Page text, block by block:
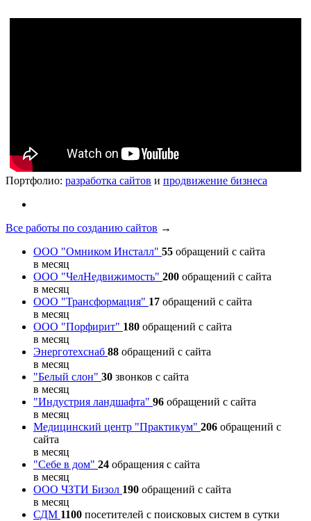
Портфолио: разработка сайтов и продвижение бизнеса
Все работы по созданию сайтов →
ООО "Омником Инсталл" 55 обращений с сайта
в месяц
ООО "ЧелНедвижимость" 200 обращений с сайта
в месяц
ООО "Трансформация" 17 обращений с сайта
в месяц
ООО "Порфирит" 180 обращений с сайта
в месяц
Энерготехснаб 88 обращений с сайта
в месяц
"Белый слон" 30 звонков с сайта
в месяц
"Индустрия ландшафта" 96 обращений с сайта
в месяц
Медицинский центр "Практикум" 206 обращений с
сайта
в месяц
"Себе в дом" 24 обращения с сайта
в месяц
ООО ЧЗТИ Бизол 190 обращений с сайта
в месяц
СДМ 1100 посетителей с поисковых систем в сутки